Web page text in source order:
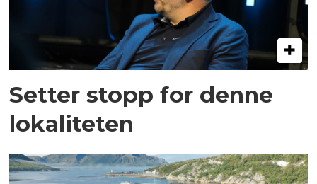
Setter stopp for denne
lokaliteten